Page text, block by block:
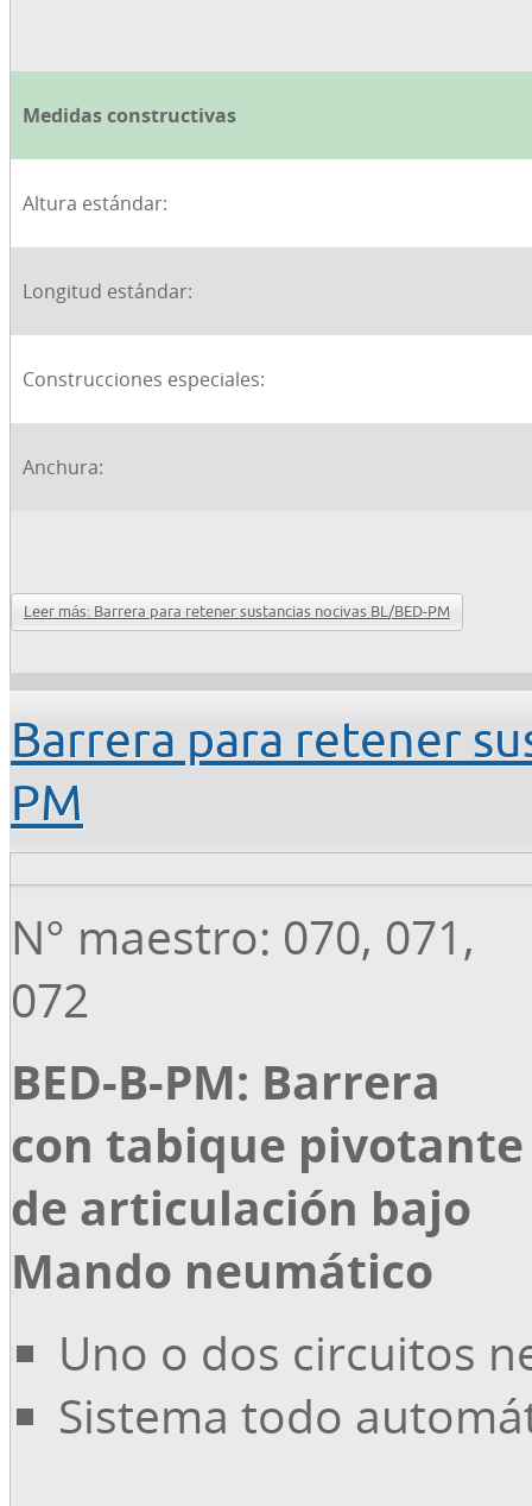
Medidas constructivas
Altura estándar:
Longitud estándar:
Construcciones especiales:
Anchura:
Leer más: Barrera para retener sustancias nocivas BL/BED-PM
Barrera para retener
PM
N° maestro: 070, 071,
072
BED-B-PM: Barrera
con tabique
de articulación bajo
Mando neumático
Uno o dos circuitos
Sistema todo